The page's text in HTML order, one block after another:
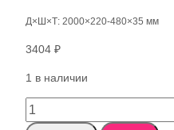
Д×Ш×Т: 2000×220-480×35 мм
3404 ₽
1 в наличии
Количество
товара